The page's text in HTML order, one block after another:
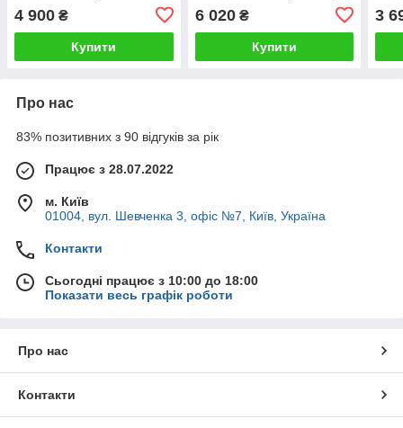
4 900 ₴
Купити
6 020₴
Купити
3
Про нас
83% позитивних з 90 відгуків за рік
Працює з 28.07.2022
м. Київ
01004, вул. Шевченка 3, офіс №7, Київ, Україна
Контакти
Сьогодні працює з 10:00 до 18:00
Показати весь графік роботи
Про нас
Контакти